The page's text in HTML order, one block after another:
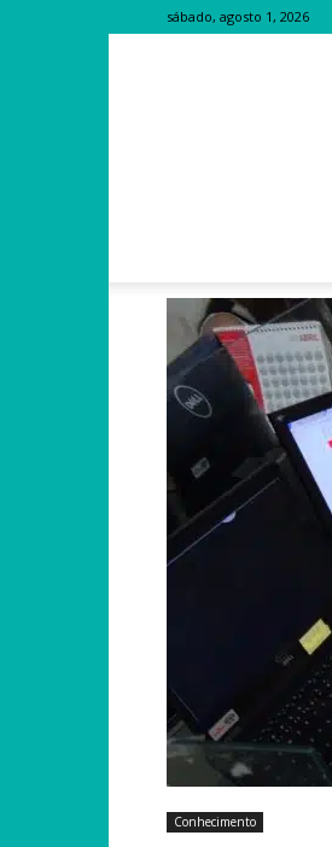
sábado, agosto 1, 2026
Conhecimento